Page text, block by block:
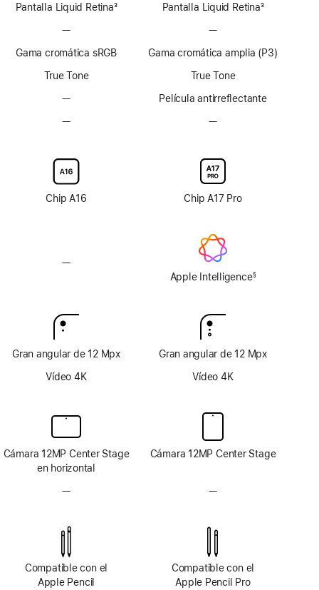
Pantalla Liquid Retina3
—Sin
ProMotion
Gama cromática sRGB
True Tone
—Sin
—Sin
vidrio
nanotexturizado
en
Chip A16
—Sin
Gran angular de 12 Mpx
Vídeo 4K
Cámara 12MP Center Stage
en horizontal
—Sin
TrueDepth
Compatible con el
Apple Pencil
Pantalla Liquid Retina
pie
3
—Sin
ProMotion
Gama cromática amplia (P3)
True Tone
Película antirreflectante
—Sin
vidrio
nanotexturizado
en
Chip A17 Pro
Apple Intelligence§
Gran angular de 12 Mpx
Vídeo 4K
Cámara 12MP Center Stage
—Sin
TrueDepth
Compatible con el
Apple Pencil Pro